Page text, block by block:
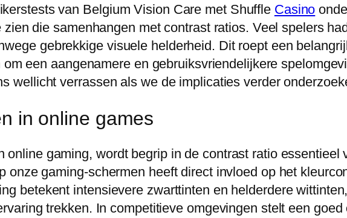
van Belgium Vision Care met Shuffle Casino
die samenhangen met contrast ratios. Veel spelers
gebrekkige visuele helderheid. Dit roept een
een aangenamere en gebruiksvriendelijkere
wellicht verrassen als we de implicaties verder
in online games
gaming, wordt begrip in de contrast ratio essentieel
onze gaming-schermen heeft direct invloed op het
betekent intensievere zwarttinten en helderdere
trekken. In competitieve omgevingen stelt een